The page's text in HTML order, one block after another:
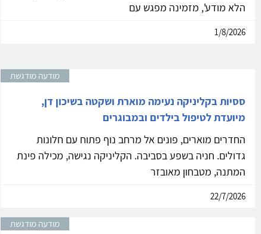
הלא מודע', מזמינה מפגש עם
1/8/2026
מודעה מודגשת
ססיות בקליניקה נעימה מוארת ושקטה בשיכון דן,
מיועדת לטיפול בילדים ובמבוגרים
החדרים מוארים, פונים אל מרחב נוף פתוח עם חלונות
גדולים. חניה בשפע בסביבה. הקליניקה נגישה, מכילה פינת
המתנה, מטבחון מאובזר
22/7/2026
מודעה מודגשת